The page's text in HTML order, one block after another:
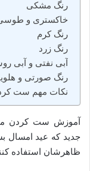
رنگ مشکی
خاکستری و
رنگ کرم
رنگ زرد
آبی نفتی و آبی
رنگ صورتی و
نکات مهم ست
جدید که عید امسال
ظاهرشان استفاده